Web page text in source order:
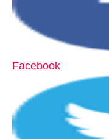
Facebook